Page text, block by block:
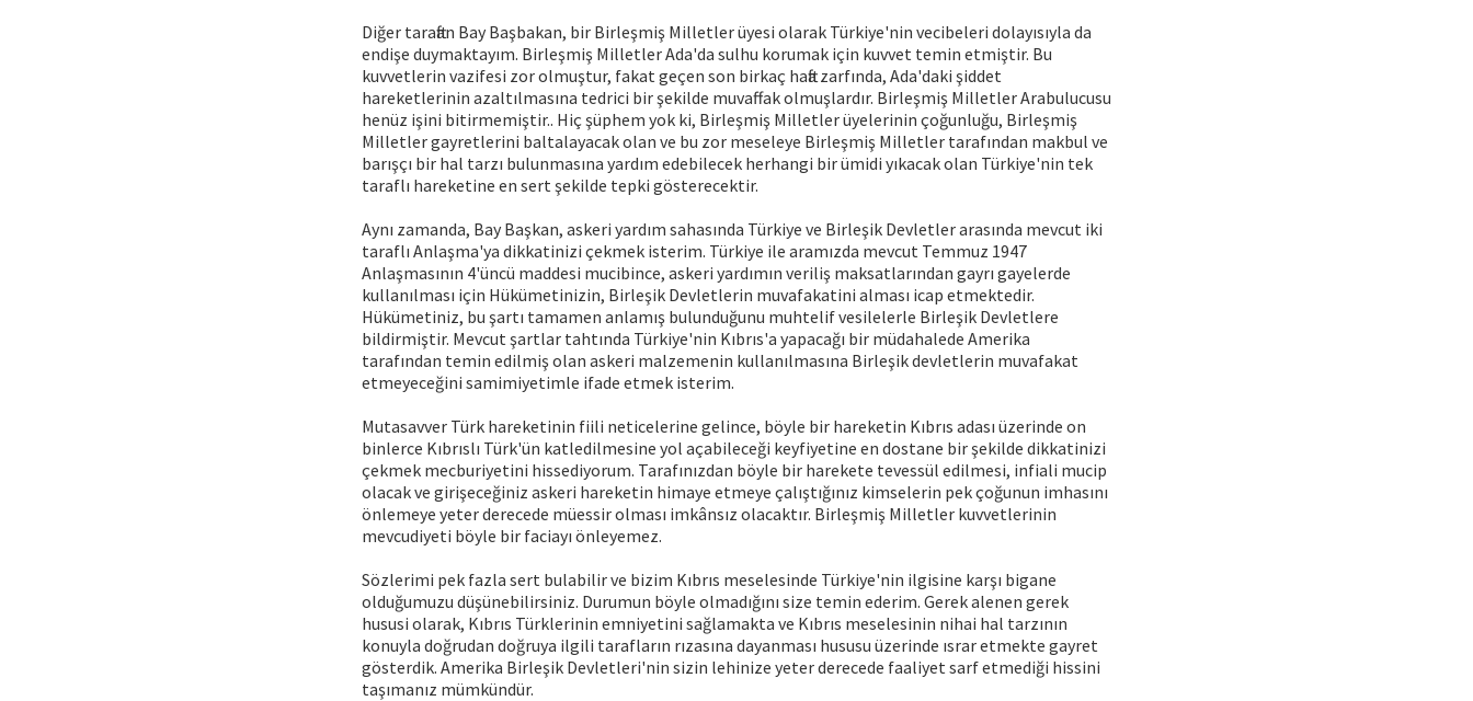
Diğer taraftan Bay Başbakan, bir Birleşmiş Milletler üyesi olarak Türkiye'nin vecibeleri dolayısıyla da
endişe duymaktayım. Birleşmiş Milletler Ada'da sulhu korumak için kuvvet temin etmiştir. Bu
kuvvetlerin vazifesi zor olmuştur, fakat geçen son birkaç hafta zarfında, Ada'daki şiddet
hareketlerinin azaltılmasına tedrici bir şekilde muvaffak olmuşlardır. Birleşmiş Milletler Arabulucusu
henüz işini bitirmemiştir.. Hiç şüphem yok ki, Birleşmiş Milletler üyelerinin çoğunluğu, Birleşmiş
Milletler gayretlerini baltalayacak olan ve bu zor meseleye Birleşmiş Milletler tarafından makbul ve
barışçı bir hal tarzı bulunmasına yardım edebilecek herhangi bir ümidi yıkacak olan Türkiye'nin tek
taraflı hareketine en sert şekilde tepki gösterecektir.
Aynı zamanda, Bay Başkan, askeri yardım sahasında Türkiye ve Birleşik Devletler arasında mevcut iki
taraflı Anlaşma'ya dikkatinizi çekmek isterim. Türkiye ile aramızda mevcut Temmuz 1947
Anlaşmasının 4'üncü maddesi mucibince, askeri yardımın veriliş maksatlarından gayrı gayelerde
kullanılması için Hükümetinizin, Birleşik Devletlerin muvafakatini alması icap etmektedir.
Hükümetiniz, bu şartı tamamen anlamış bulunduğunu muhtelif vesilelerle Birleşik Devletlere
bildirmiştir. Mevcut şartlar tahtında Türkiye'nin Kıbrıs'a yapacağı bir müdahalede Amerika
tarafından temin edilmiş olan askeri malzemenin kullanılmasına Birleşik devletlerin muvafakat
etmeyeceğini samimiyetimle ifade etmek isterim.
Mutasavver Türk hareketinin fiili neticelerine gelince, böyle bir hareketin Kıbrıs adası üzerinde on
binlerce Kıbrıslı Türk'ün katledilmesine yol açabileceği keyfiyetine en dostane bir şekilde dikkatinizi
çekmek mecburiyetini hissediyorum. Tarafınızdan böyle bir harekete tevessül edilmesi, infiali mucip
olacak ve girişeceğiniz askeri hareketin himaye etmeye çalıştığınız kimselerin pek çoğunun imhasını
önlemeye yeter derecede müessir olması imkânsız olacaktır. Birleşmiş Milletler kuvvetlerinin
mevcudiyeti böyle bir faciayı önleyemez.
Sözlerimi pek fazla sert bulabilir ve bizim Kıbrıs meselesinde Türkiye'nin ilgisine karşı bigane
olduğumuzu düşünebilirsiniz. Durumun böyle olmadığını size temin ederim. Gerek alenen gerek
hususi olarak, Kıbrıs Türklerinin emniyetini sağlamakta ve Kıbrıs meselesinin nihai hal tarzının
konuyla doğrudan doğruya ilgili tarafların rızasına dayanması hususu üzerinde ısrar etmekte gayret
gösterdik. Amerika Birleşik Devletleri'nin sizin lehinize yeter derecede faaliyet sarf etmediği hissini
taşımanız mümkündür.